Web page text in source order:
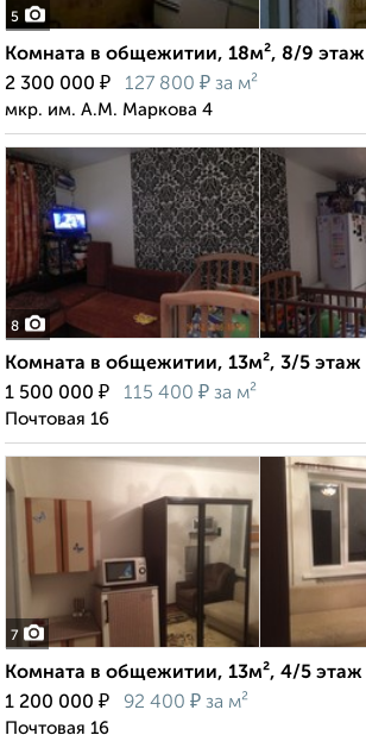
5
Комната в общежитии, 18м², 8/9 этаж
2 300 000 ₽ 127 800 ₽ за м²
мкр. им. А.М. Маркова 4
8
Комната в общежитии, 13м², 3/5 этаж
1 500 000 ₽ 115 400 ₽ за м²
Почтовая 16
7
Комната в общежитии, 13м², 4/5 этаж
1 200 000 ₽ 92 400 ₽ за м²
Почтовая 16